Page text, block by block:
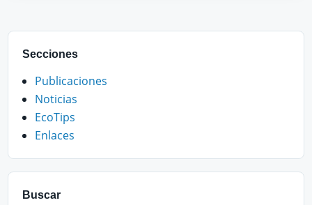
Secciones
Publicaciones
Noticias
EcoTips
Enlaces
Buscar